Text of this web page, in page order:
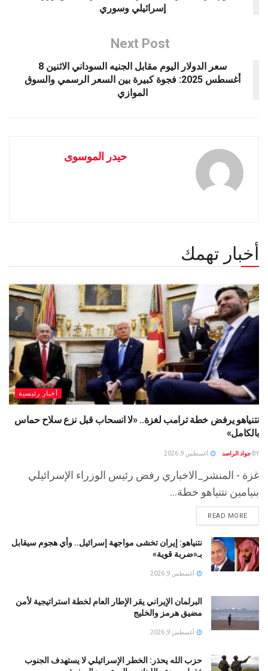
إسرائيلي وسوري
Next Post
سعر الدولار اليوم مقابل الجنيه السوداني الاثنين 8
أغسطس 2025: فجوة كبيرة بين السعر الرسمي والسوق
الموازي
حيدر الموسوى
أخبار تهمك
أخبار رئيسية
نتنياهو يرفض خطة ترامب لغزة.. «لا انسحاب قبل نزع سلاح حماس
بالكامل»
BY جواد الراصد أغسطس 9, 2026
غزة - المنشر_الاخباري رفض رئيس الوزراء الإسرائيلي
بنيامين نتنياهو خطة...
READ MORE
نتنياهو: إيران تخشى مواجهة إسرائيل.. وأي هجوم سيقابل
بـ«ضربة قوية»
أغسطس 9, 2026
البرلمان الإيراني يقر الإطار العام لخطة استراتيجية لأمن
مضيق هرمز والخليج
أغسطس 9, 2026
حزب الله يحذر: الخطر الإسرائيلي لا يستهدف الجنوب